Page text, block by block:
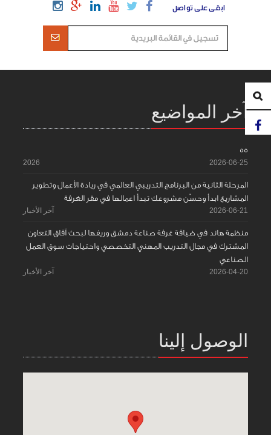
ابقى على تواصل
آخر المواضيع
55
2026-06-25
2026
المرحلة الثانية من البرنامج التدريبي العالمي في ريادة الأعمال وتطوير
المشاريع ابدأ وحسّن مشروعك تبدأ اعمالها في مقر الغرفة
2026-06-21 آخر الأخبار
منظمة هاند في ضيافة غرفة صناعة دمشق وريفها لبحث آفاق التعاون
المشترك في مجال التدريب المهني التخصصي واحتياجات سوق العمل
الصناعي
2026-04-20 آخر الأخبار
الوصول إلينا